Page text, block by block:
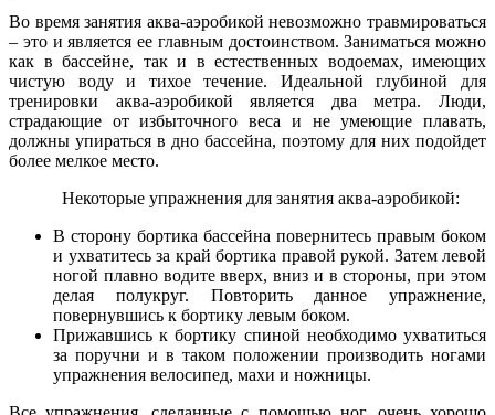
Во время занятия аква-аэробикой невозможно травмироваться
– это и является ее главным достоинством. Заниматься можно
как в бассейне, так и в естественных водоемах, имеющих
чистую воду и тихое течение. Идеальной глубиной для
тренировки аква-аэробикой является два метра. Люди,
страдающие от избыточного веса и не умеющие плавать,
должны упираться в дно бассейна, поэтому для них подойдет
более мелкое место.
Некоторые упражнения для занятия аква-аэробикой:
В сторону бортика бассейна повернитесь правым боком
и ухватитесь за край бортика правой рукой. Затем левой
ногой плавно водите вверх, вниз и в стороны, при этом
делая полукруг. Повторить данное упражнение,
повернувшись к бортику левым боком.
Прижавшись к бортику спиной необходимо ухватиться
за поручни и в таком положении производить ногами
упражнения велосипед, махи и ножницы.